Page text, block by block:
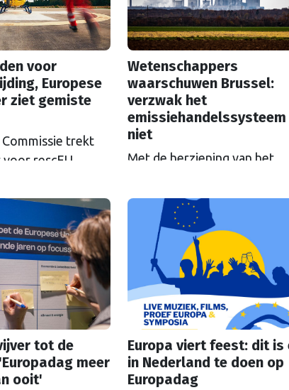
voor
Europese
ziet gemiste
trekt
rescEU,
wordt niet altijd
ziet de
Wetenschappers
waarschuwen Brussel:
verzwak het
emissiehandelssysteem
niet
Met de herziening van het
emissiehandelssysteem
zicht, groeien de klachten
de ‘koolstoftaks’. Zal ETS
versoepeld worden? Als het
wetenschappers ligt, is dat
grove fout.
tot de
meer
ooit'
Europa viert feest: dit is
in Nederland te doen op
Europadag